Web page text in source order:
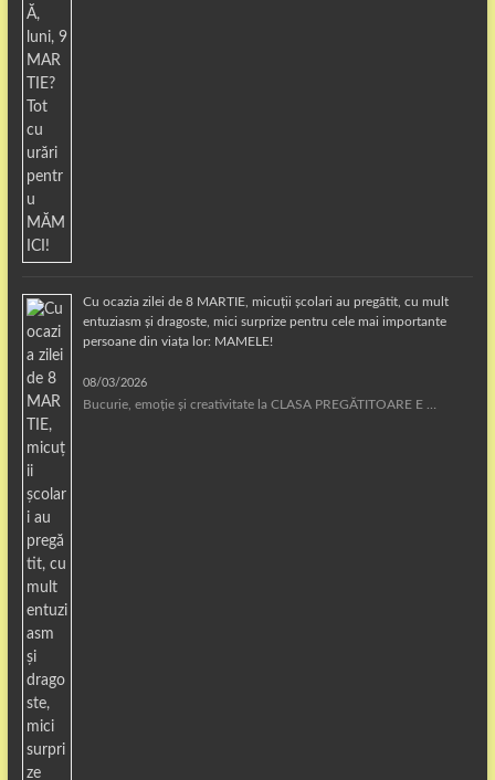
Cu ocazia zilei de 8 MARTIE, micuții școlari au pregătit, cu mult
entuziasm și dragoste, mici surprize pentru cele mai importante
persoane din viața lor: MAMELE!
08/03/2026
Bucurie, emoție și creativitate la CLASA PREGĂTITOARE E …